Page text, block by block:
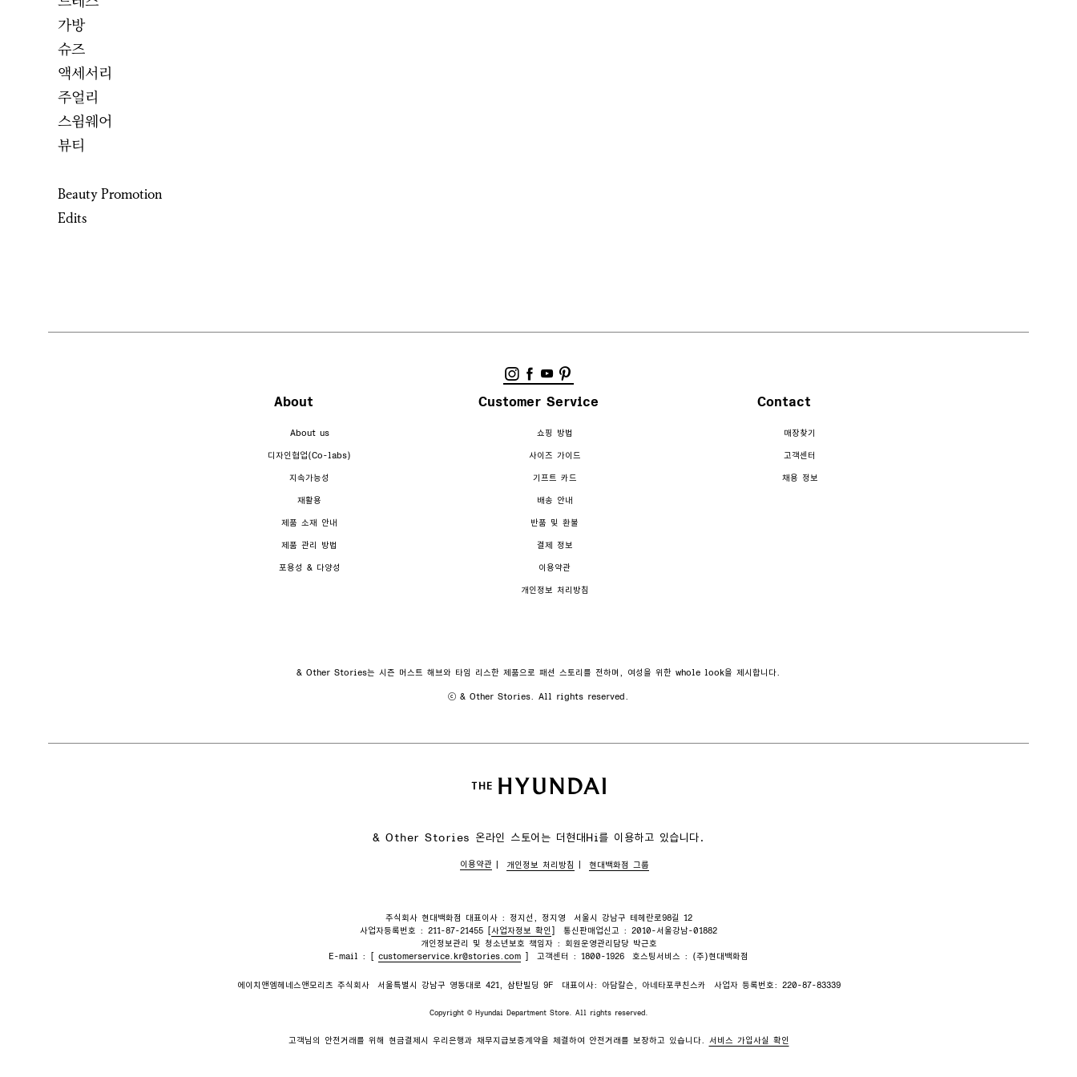
가방
슈즈
액세서리
주얼리
스윔웨어
뷰티
Beauty Promotion
Edits
About
About us
디자인협업(Co-labs)
지속가능성
재활용
제품 소재 안내
제품 관리 방법
포용성 & 다양성
Customer Service
쇼핑 방법
사이즈 가이드
기프트 카드
배송 안내
반품 및 환불
결제 정보
이용약관
개인정보 처리방침
Contact
매장찾기
고객센터
채용 정보
& Other Stories는 시즌 머스트 해브와 타임 리스한 제품으로 패션 스토리를 전하며, 여성을 위한 whole look을 제시합니다.
ⓒ & Other Stories. All rights reserved.
& Other Stories 온라인 스토어는 더현대Hi를 이용하고 있습니다.
이용약관 개인정보 처리방침 현대백화점 그룹
주식회사 현대백화점 대표이사 : 정지선, 정지영
서울시 강남구 테헤란로98길 12
사업자등록번호 : 211-87-21455 [ 사업자정보 확인
통신판매업신고 : 2010-서울강남-01882
개인정보관리 및 청소년보호 책임자 : 회원운영관리담당 박근호
E-mail : [
customerservice.kr@stories.com 고객센터 : 1800-1926 호스팅서비스 : (주)현대백화점
에이치앤엠헤네스앤모리츠 주식회사 서울특별시 강남구 영동대로 421, 삼탄빌딩 9F 대표이사: 아담칼슨, 아네타포쿠친스카 사업자 등록번호: 220-87-83339
Copyright © Hyundai Department Store. All rights reserved.
고객님의 안전거래를 위해 현금결제시 우리은행과 채무지급보증계약을 체결하여 안전거래를 보장하고 있습니다. 서비스 가입사실 확인